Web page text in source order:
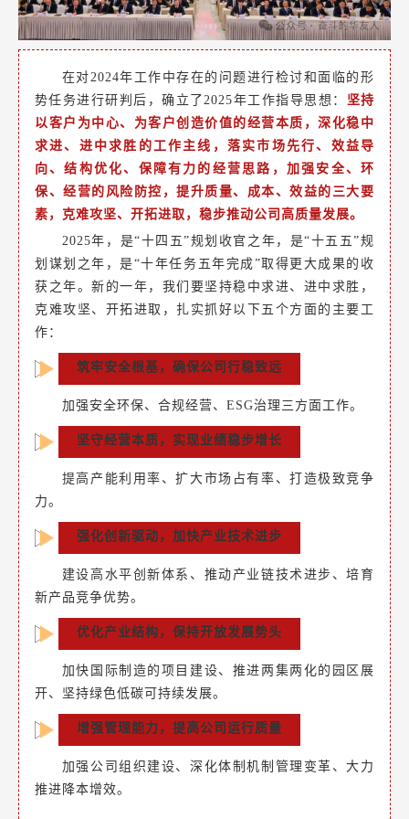
在对2024年工作中存在的问题进行检讨和面临的形
势任务进行研判后，确立了2025年工作指导思想： 坚持
以客户为中心、为客户创造价值的经营本质，深化稳中
求进、进中求胜的工作主线，落实市场先行、效益导
向、结构优化、保障有力的经营思路，加强安全、环
保、经营的风险防控，提升质量、成本、效益的三大要
素，克难攻坚、开拓进取，稳步推动公司高质量发展。
2025年，是“十四五”规划收官之年，是“十五五”规
划谋划之年，是“十年任务五年完成”取得更大成果的收
获之年。新的一年，我们要坚持稳中求进、进中求胜，
克难攻坚、开拓进取，扎实抓好以下五个方面的主要工
作：
筑牢安全根基，确保公司行稳致远
加强安全环保、合规经营、ESG治理三方面工作。
坚守经营本质，实现业绩稳步增长
提高产能利用率、扩大市场占有率、打造极致竞争
力。
强化创新驱动，加快产业技术进步
建设高水平创新体系、推动产业链技术进步、培育
新产品竞争优势。
优化产业结构，保持开放发展势头
加快国际制造的项目建设、推进两集两化的园区展
开、坚持绿色低碳可持续发展。
增强管理能力，提高公司运行质量
加强公司组织建设、深化体制机制管理变革、大力
推进降本增效。